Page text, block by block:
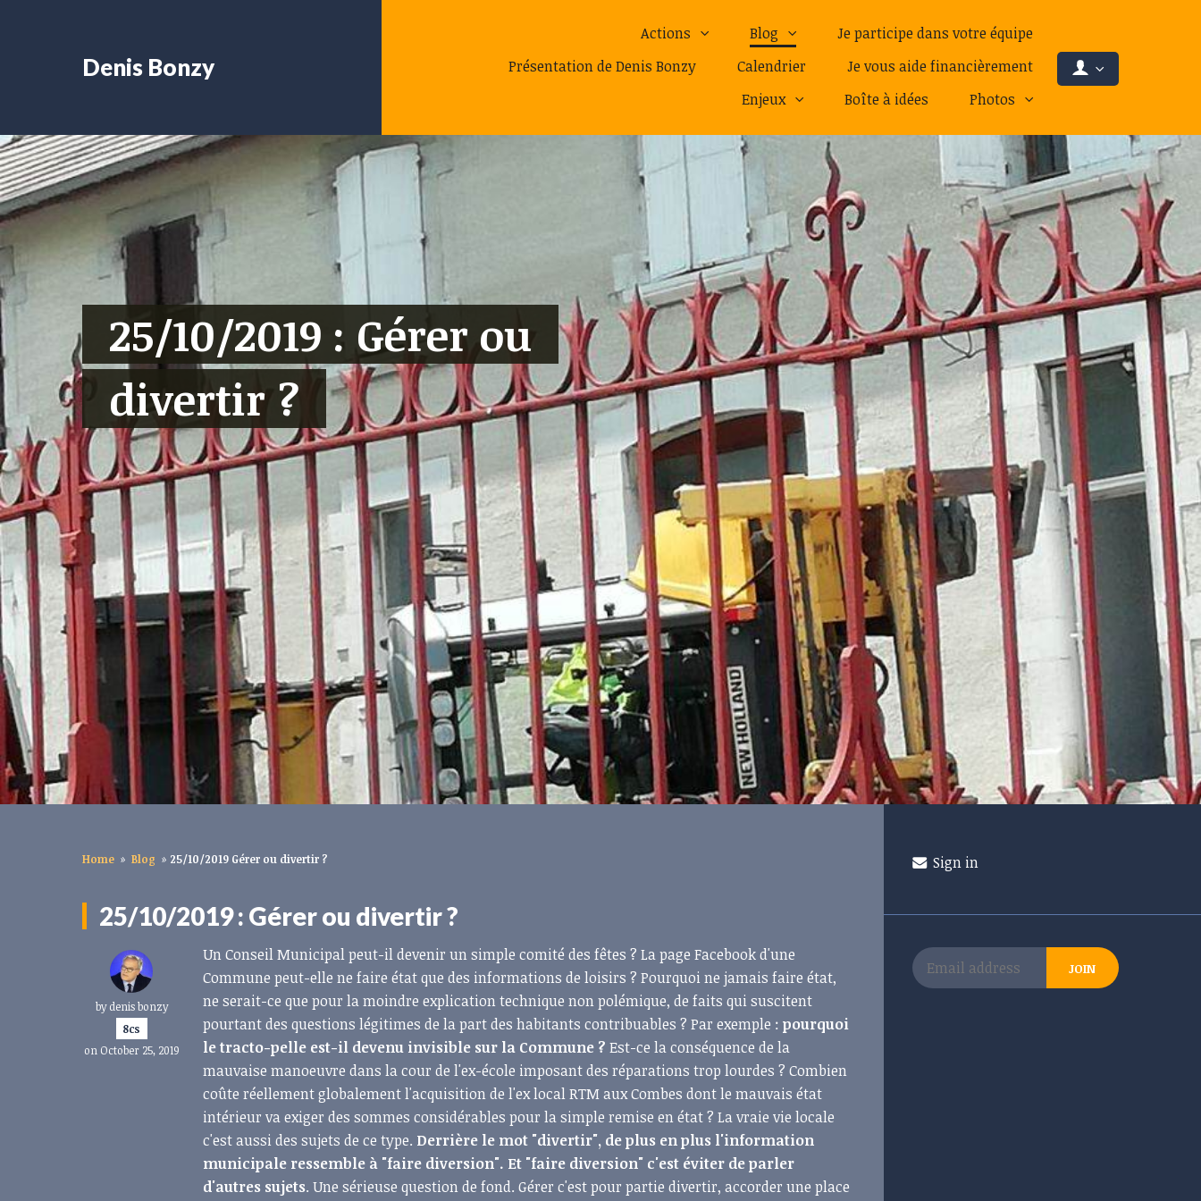
Actions Blog
Je participe dans votre équipe
Présentation de Denis Bonzy
Calendrier
Je vous aide financièrement
Enjeux
Boîte à idées Photos
Denis Bonzy
25/10/2019 : Gérer ou
divertir ?
Home » Blog » 25/10/2019 Gérer ou divertir ?
25/10/2019 : Gérer ou divertir ?
bydenis bonzy
8cs
on October 25, 2019
Un Conseil Municipal peut-il devenir un simple comité des fêtes ? La page Facebook d'une
Commune peut-elle ne faire état que des informations de loisirs ? Pourquoi ne jamais faire état,
ne serait-ce que pour la moindre explication technique non polémique, de faits qui suscitent
pourtant des questions légitimes de la part des habitants contribuables ? Par exemple :pourquoi
le tracto-pelle est-il devenu invisible sur la Commune ? Est-ce la conséquence de la
mauvaise manoeuvre dans la cour de l'ex-école imposant des réparations trop lourdes ? Combien
coûte réellement globalement l'acquisition de l'ex local RTM aux Combes dont le mauvais état
intérieur va exiger des sommes considérables pour la simple remise en état ? La vraie vie locale
c'est aussi des sujets de ce type. Derrière le mot "divertir", de plus en plus l'information
municipale ressemble à "faire diversion". Et "faire diversion" c'est éviter de parler
d'autres sujets. Une sérieuse question de fond. Gérer c'est pour partie divertir, accorder une place
Sign in